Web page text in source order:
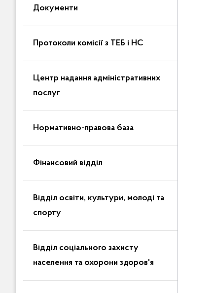
Документи
Протоколи комісії з ТЕБ і НС
Центр надання адміністративних
послуг
Нормативно-правова база
Фінансовий відділ
Відділ освіти, культури, молоді та
спорту
Відділ соціального захисту
населення та охорони здоров'я